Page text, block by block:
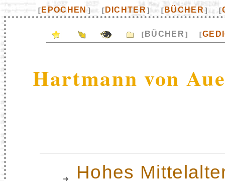
[ EPOCHEN ] [ DICHTER] [ BÜCHER] [
[ BÜCHER] [
Hartmann von
Hohes